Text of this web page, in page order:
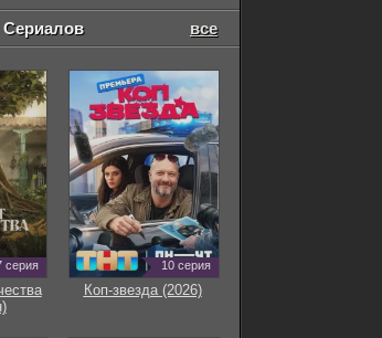
все
серия 10 серия
Коп-звезда (2026)